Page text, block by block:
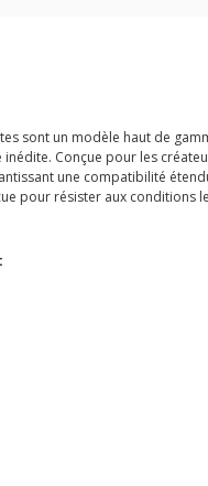
sont un modèle haut de
Conçue pour les
une compatibilité
pour résister aux conditions